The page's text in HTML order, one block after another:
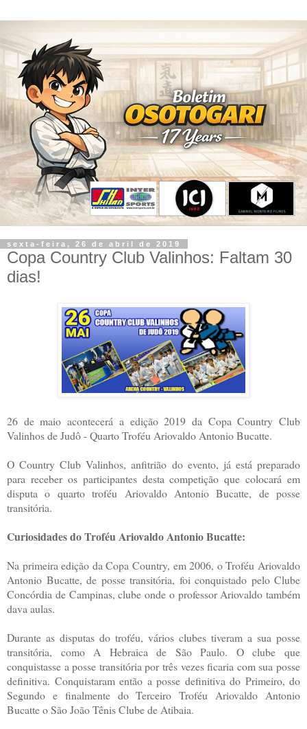
sexta-feira, 26 de abril de 2019
Copa Country Club Valinhos: Faltam 30
dias!
26 de maio acontecerá a edição 2019 da Copa Country Club
Valinhos de Judô - Quarto Troféu Ariovaldo Antonio Bucatte.
O Country Club Valinhos, anfitrião do evento, já está preparado
para receber os participantes desta competição que colocará em
disputa o quarto troféu Ariovaldo Antonio Bucatte, de posse
transitória.
Curiosidades do Troféu Ariovaldo Antonio Bucatte:
Na primeira edição da Copa Country, em 2006, o Troféu Ariovaldo
Antonio Bucatte, de posse transitória, foi conquistado pelo Clube
Concórdia de Campinas, clube onde o professor Ariovaldo também
dava aulas.
Durante as disputas do troféu, vários clubes tiveram a sua posse
transitória, como A Hebraica de São Paulo. O clube que
conquistasse a posse transitória por três vezes ficaria com sua posse
definitiva. Conquistaram então a posse definitiva do Primeiro, do
Segundo e finalmente do Terceiro Troféu Ariovaldo Antonio
Bucatte o São João Tênis Clube de Atibaia.